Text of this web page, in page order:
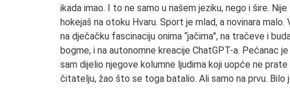
ikada imao. I to ne samo u našem jeziku, nego i šire.
hokejaš na otoku Hvaru. Sport je mlad, a novinara
na dječačku fascinaciju onima “jačima”, na tračeve i
bogme, i na autonomne kreacije ChatGPT-a. Pećanac
sam dijelio njegove kolumne ljudima koji uopće ne
čitatelju, žao što se toga batalio. Ali samo na prvu. Bilo